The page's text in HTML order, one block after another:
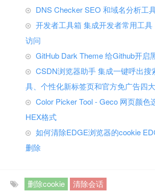
DNS Checker SEO 和域名分析工
开发者工具箱 集成开发者常用工
访问
GitHub Dark Theme 给Github开启
CSDN浏览器助手 集成一键呼出搜
具、个性化新标签页和官方免广告四
Color Picker Tool - Geco 网页颜色
HEX格式
如何清除EDGE浏览器的cookie
删除
删除cookie 清除会话